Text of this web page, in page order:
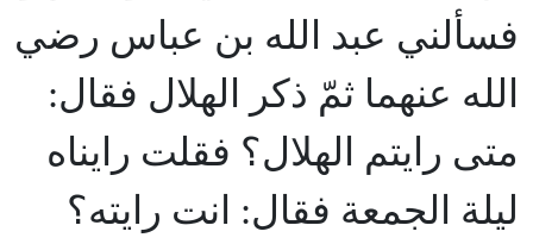
فسألني عبد الله بن عباس رضي
الله عنهما ثمّ ذكر الهلال فقال:
متى رايتم الهلال؟ فقلت رايناه
ليلة الجمعة فقال: انت رايته؟